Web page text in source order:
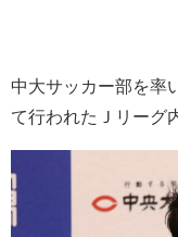
中大サッカー部を率
て行われたＪリーグ